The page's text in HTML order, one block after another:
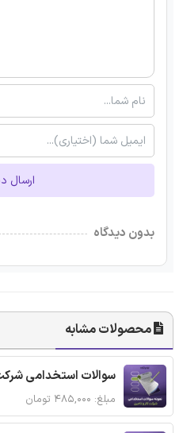
ارسال
بدون دیدگاه
محصولات مشابه
سوالات استخدامی
مبلغ: ۴۸۵,۰۰۰ تومان